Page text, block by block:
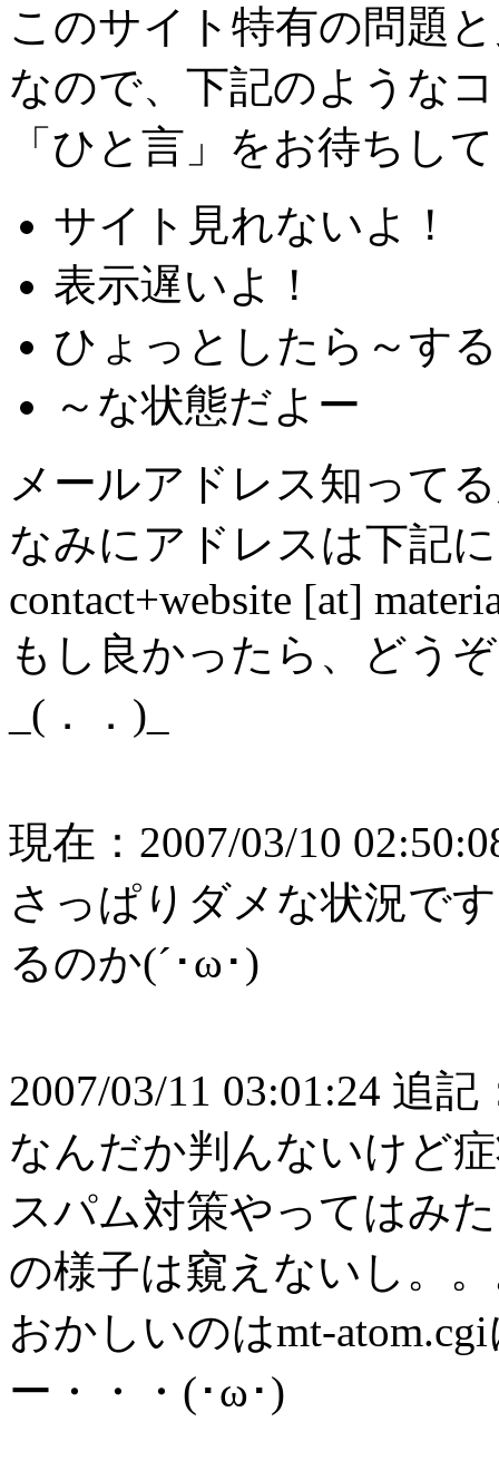
このサイト特有の問題
なので、下記のような
「ひと言」をお待ちし
サイト見れないよ！
表示遅いよ！
ひょっとしたら～す
～な状態だよー
メールアドレス知って
なみにアドレスは下記
contact+website [at]
もし良かったら、どう
_(．．)_
現在：2007/03/10
さっぱりダメな状況で
るのか(´･ω･)
2007/03/11 03:01:24 追記
なんだか判んないけど
スパム対策やってはみ
の様子は窺えないし。
おかしいのはmt-
ー・・・(･ω･)ゞ